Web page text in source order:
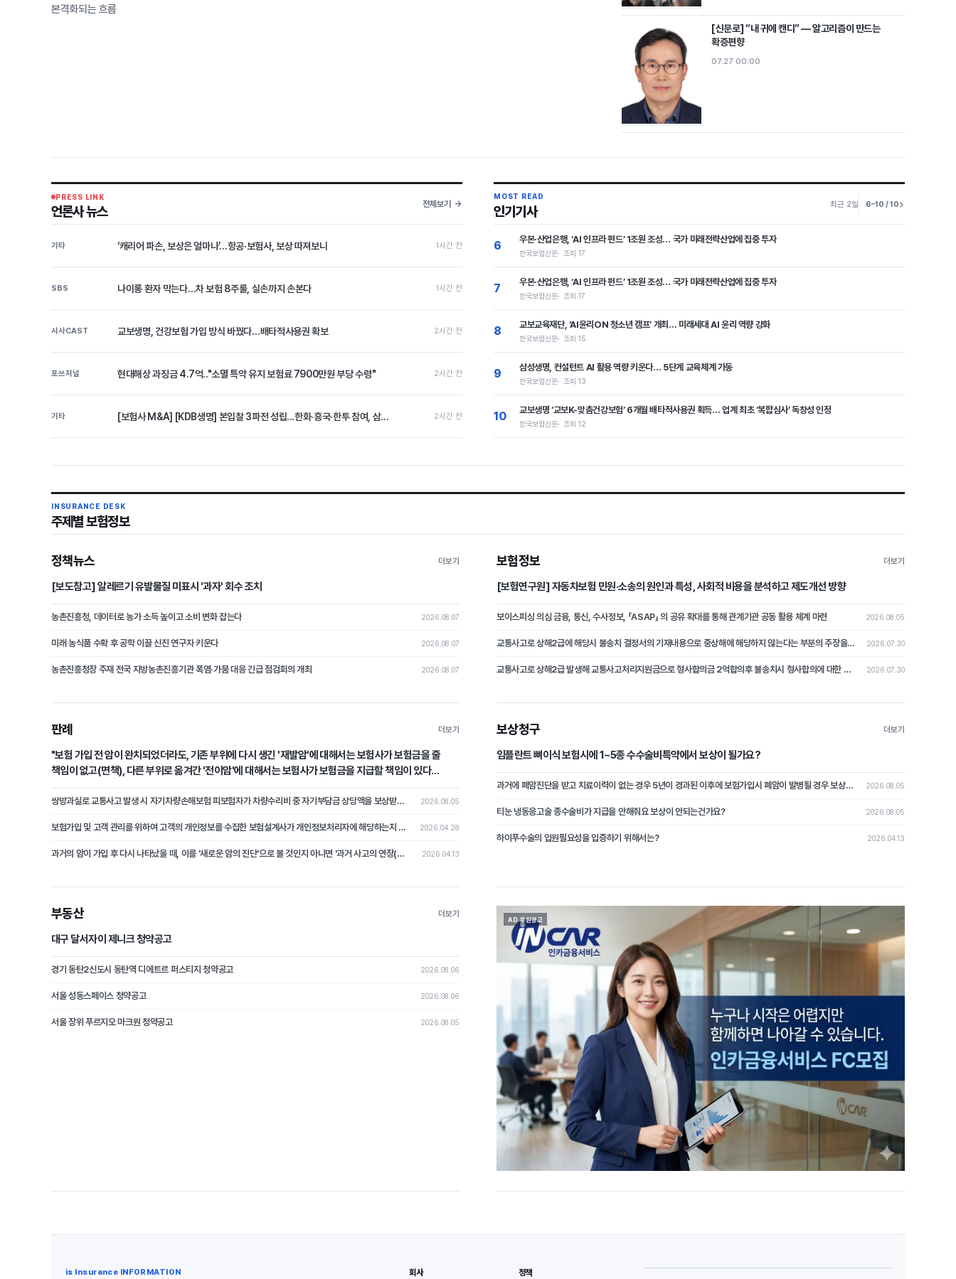
본격화되는 흐름
[신문로] “내 귀에 캔디” ― 알고리즘이 만드는
확증편향
07.27 00:00
PRESS LINK
언론사 뉴스 전체보기
기타 ‘캐리어 파손, 보상은 얼마나’…항공·보험사, 보상 따져보니 1시간 전
SBS 나이롱 환자 막는다…차 보험 8주룰, 실손까지 손본다 1시간 전
시사CAST 교보생명, 건강보험 가입 방식 바꿨다…배타적사용권 확보 2시간 전
포쓰저널 현대해상 과징금 4.7억.."소멸 특약 유지 보험료 7900만원 부당 수령" 2시간 전
기타 [보험사 M&A] [KDB생명] 본입찰 3파전 성립...한화·흥국·한투 참여, 삼... 2시간 전
MOST READ
인기기사 최근 2일 6–10 / 10
6 우본·산업은행, ‘AI 인프라 펀드’ 1조원 조성… 국가 미래전략산업에 집중 투자
한국보험신문 조회 17
7 우본·산업은행, ‘AI 인프라 펀드’ 1조원 조성… 국가 미래전략산업에 집중 투자
한국보험신문 조회 17
8 교보교육재단, ‘AI윤리ON 청소년 캠프’ 개최… 미래세대 AI 윤리 역량 강화
한국보험신문 조회 15
9 삼성생명, 컨설턴트 AI 활용 역량 키운다… 5단계 교육체계 가동
한국보험신문 조회 13
10 교보생명 ‘교보K-맞춤건강보험’ 6개월 배타적사용권 획득… 업계 최초 ‘복합심사’ 독창성 인정
한국보험신문 조회 12
INSURANCE DESK
주제별 보험정보
정책뉴스 더보기
[보도참고] 알레르기 유발물질 미표시 '과자' 회수 조치
농촌진흥청, 데이터로 농가 소득 높이고 소비 변화 잡는다 2026.08.07
미래 농식품 수확 후 공학 이끌 신진 연구자 키운다 2026.08.07
농촌진흥청장 주재 전국 지방농촌진흥기관 폭염·가뭄 대응 긴급 점검회의 개최 2026.08.07
보험정보 더보기
[보험연구원] 자동차보험 민원·소송의 원인과 특성, 사회적 비용을 분석하고 제도개선 방향
보이스피싱 의심 금융, 통신, 수사정보, 「ASAP」 의 공유 확대를 통해 관계기관 공동 활용 체계 마련 2026.08.05
교통사고로 상해2급에 해당시 불송치 결정서의 기재내용으로 중상해에 해당하지 않는다는 부분의 주장을 철회하고 형사합의로 본 분쟁조정사례[제2026-4호] 2026.07.30
교통사고로 상해2급 발생해 교통사고처리지원금으로 형사합의금 2억합의후 불송치시 형사합의에 대한 쟁점 논쟁이 된 분쟁조정사례 [제2026-3호] 2026.07.30
판례 더보기
"보험 가입 전 암이 완치되었더라도, 기존 부위에 다시 생긴 '재발암'에 대해서는 보험사가 보험금을 줄
책임이 없고(면책), 다른 부위로 옮겨간 '전이암'에 대해서는 보험사가 보험금을 지급할 책임이 있다
(부책)."
쌍방과실로 교통사고 발생 시 자기차량손해보험 피보험자가 차량수리비 중 자기부담금 상당액을 보상받지 못하였는데, 상대차량의 보험자를 상대로 자기부담금 상당의 손해배상을 청구한 사건 2026.08.05
보험가입 및 고객 관리를 위하여 고객의 개인정보를 수집한 보험설계사가 개인정보처리자에 해당하는지 여부가 문제 된 사건 2026.04.28
과거의 암이 가입 후 다시 나타났을 때, 이를 '새로운 암의 진단'으로 볼 것인지 아니면 '과거 사고의 연장(재발)'으로 보아 면책할 것인가? 2026.04.13
보상청구 더보기
임플란트 뼈이식 보험시에 1~5종 수수술비특약에서 보상이 될가요?
과거에 폐암진단을 받고 치료이력이 없는 경우 5년이 경과된 이후에 보험가입시 폐암이 발병될 경우 보상이 가능할가요? 2026.08.05
티눈 냉동응고술 종수술비가 지급을 안해줘요 보상이 안되는건가요? 2026.08.05
하이푸수술의 입원필요성을 입증하기 위해서는? 2026.04.13
부동산 더보기
대구 달서자이 제니크 청약공고
경기 동탄2신도시 동탄역 디에트르 퍼스티지 청약공고 2026.08.06
서울 성동스페이스 청약공고 2026.08.06
서울 장위 푸르지오 마크원 청약공고 2026.08.05
AD 후원광고
is Insurance INFORMATION 회사 정책